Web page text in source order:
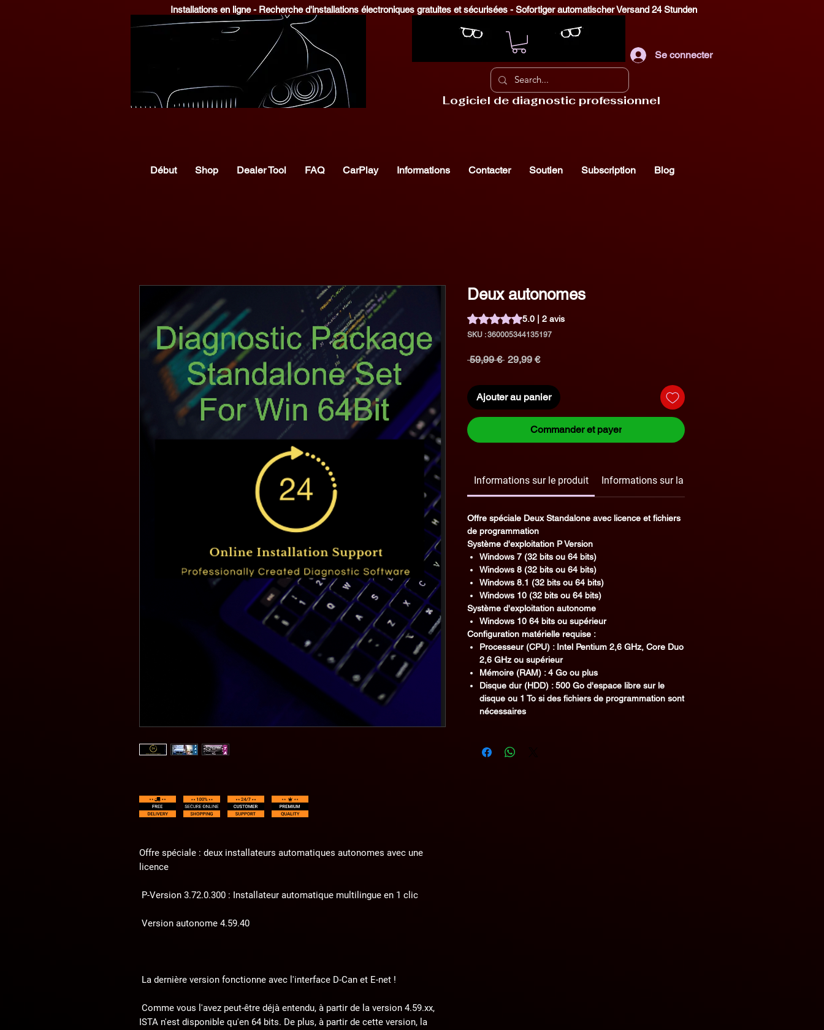
Se connecter
Logiciel de diagnostic professionnel
Installations en ligne - Recherche d'installations électroniques gratuites et sécurisées - Sofortiger automatischer Versand 24 Stunden
Début Shop Dealer Tool FAQ CarPlay Informations Contacter Soutien Subscription Blog
Offre spéciale : deux installateurs automatiques autonomes avec une
licence
P-Version 3.72.0.300 : Installateur automatique multilingue en 1 clic
Version autonome 4.59.40
La dernière version fonctionne avec l'interface D-Can et E-net !
Comme vous l'avez peut-être déjà entendu, à partir de la version 4.59.xx,
ISTA n'est disponible qu'en 64 bits. De plus, à partir de cette version, la
Deux autonomes
La note est de 5.0 sur cinq étoiles selon 2 avis
5.0 | 2 avis
SKU : 360005344135197
59,99 € Prix
29,99 €Prix
Ajouter au panier
Commander et payer
Informations sur le produit Informations sur la licence
Offre spéciale Deux Standalone avec licence et fichiers
de programmation
Système d'exploitation P Version
Windows 7 (32 bits ou 64 bits)
Windows 8 (32 bits ou 64 bits)
Windows 8.1 (32 bits ou 64 bits)
Windows 10 (32 bits ou 64 bits)
Système d'exploitation autonome
Windows 10 64 bits ou supérieur
Configuration matérielle requise :
Processeur (CPU) : Intel Pentium 2,6 GHz, Core Duo
2,6 GHz ou supérieur
Mémoire (RAM) : 4 Go ou plus
Disque dur (HDD) : 500 Go d'espace libre sur le
disque ou 1 To si des fichiers de programmation sont
nécessaires